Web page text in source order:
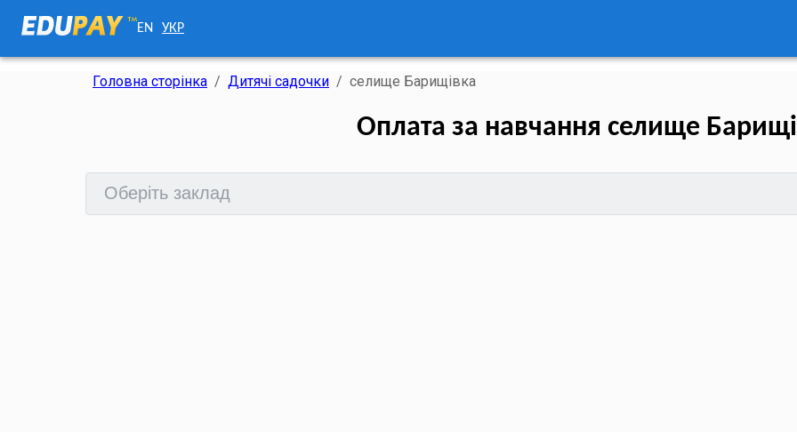
EN УКР
Головна сторінка / Дитячі садочки / селище Барищівка
Оплата за навчання селище